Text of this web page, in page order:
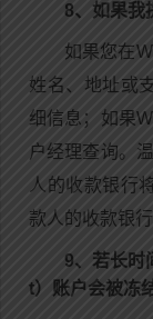
8、如果我
如果您在
姓名、地址或
细信息；如果
户经理查询。
人的收款银行
款人的收款银行
9、若长时
t）账户会被冻